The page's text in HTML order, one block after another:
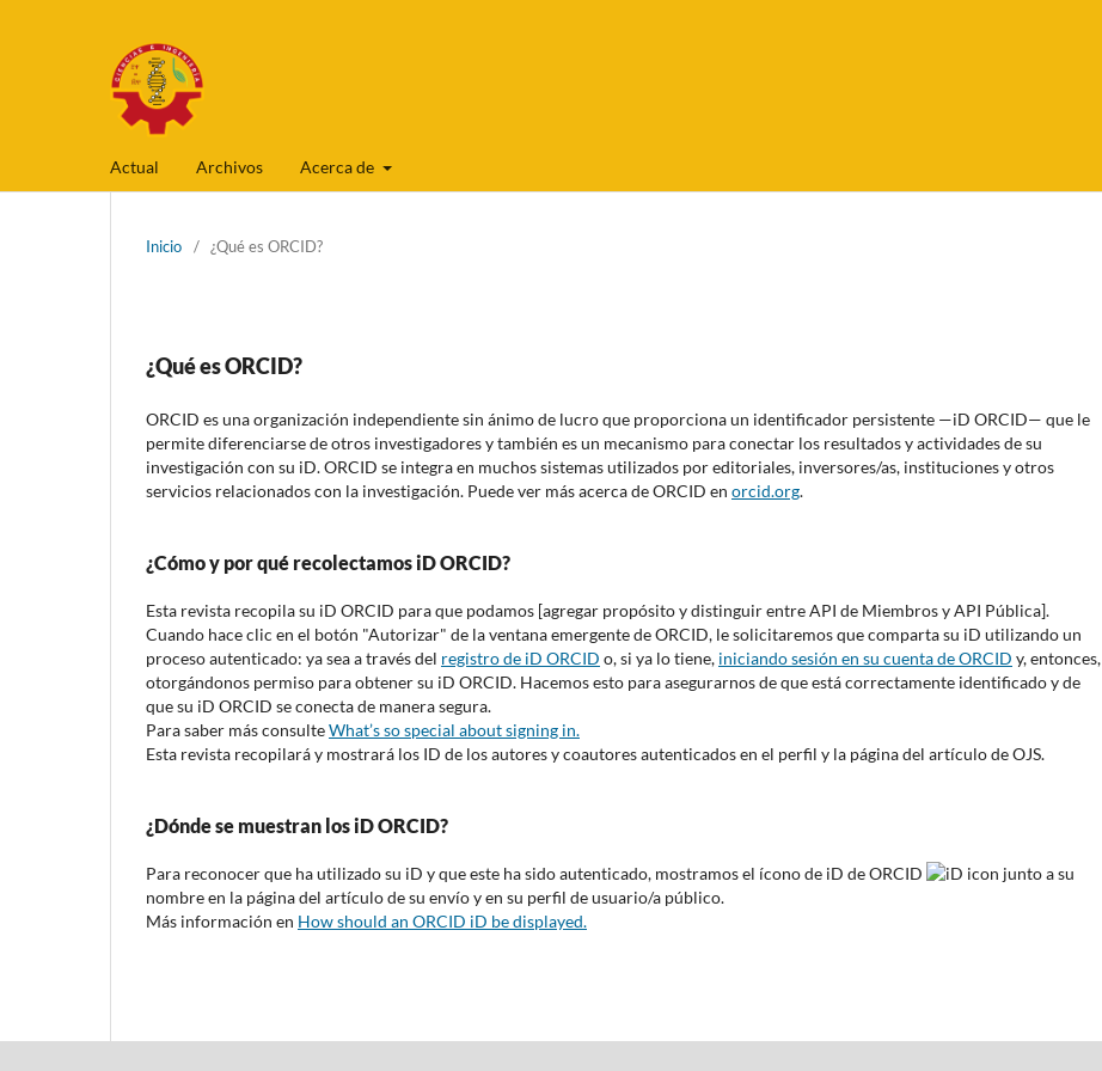
Actual Archivos Acerca de
Inicio / ¿Qué es ORCID?
¿Qué es ORCID?
ORCID es una organización independiente sin ánimo de lucro que proporciona un identificador persistente —iD ORCID— que le
permite diferenciarse de otros investigadores y también es un mecanismo para conectar los resultados y actividades de su
investigación con su iD. ORCID se integra en muchos sistemas utilizados por editoriales, inversores/as, instituciones y otros
servicios relacionados con la investigación. Puede ver más acerca de ORCID en orcid.org.
¿Cómo y por qué recolectamos iD ORCID?
Esta revista recopila su iD ORCID para que podamos [agregar propósito y distinguir entre API de Miembros y API Pública].
Cuando hace clic en el botón "Autorizar" de la ventana emergente de ORCID, le solicitaremos que comparta su iD utilizando un
proceso autenticado: ya sea a través del registro de iD ORCID o, si ya lo tiene, iniciando sesión en su cuenta de ORCID y, entonces,
otorgándonos permiso para obtener su iD ORCID. Hacemos esto para asegurarnos de que está correctamente identificado y de
que su iD ORCID se conecta de manera segura.
Para saber más consulteWhat’s so special about signing in.
Esta revista recopilará y mostrará los ID de los autores y coautores autenticados en el perfil y la página del artículo de OJS.
¿Dónde se muestran los iD ORCID?
Para reconocer que ha utilizado su iD y que este ha sido autenticado, mostramos el ícono de iD de ORCID
junto a su
nombre en la página del artículo de su envío y en su perfil de usuario/a público.
Más información en How should an ORCID iD be displayed.